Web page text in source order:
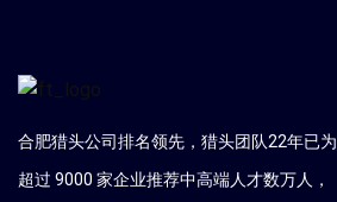
合肥猎头公司排名领先，猎头团队22年已为
超过 9000 家企业推荐中高端人才数万人，